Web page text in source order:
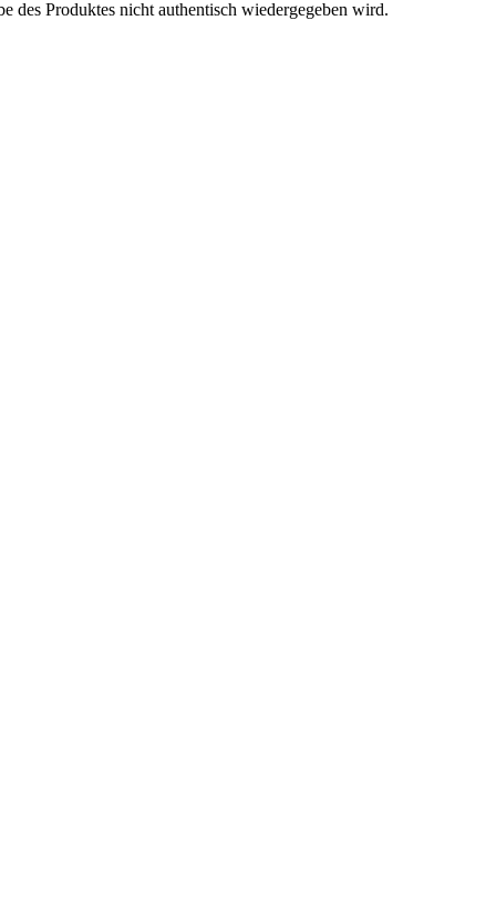
des Produktes nicht authentisch wiedergegeben wird.